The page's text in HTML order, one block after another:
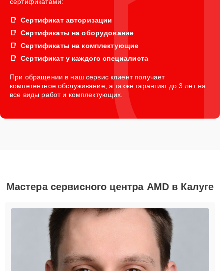
Сертификат авторизации
Сертификаты на оборудование
Сертификаты на комплектующие
Сертификат у каждого специалиста
При обращении в наш сервис клиент получает
компетентное обслуживание, а также гарантию до 3 лет на
все виды работ и комплектующих.
Мастера сервисного центра AMD в Калуге